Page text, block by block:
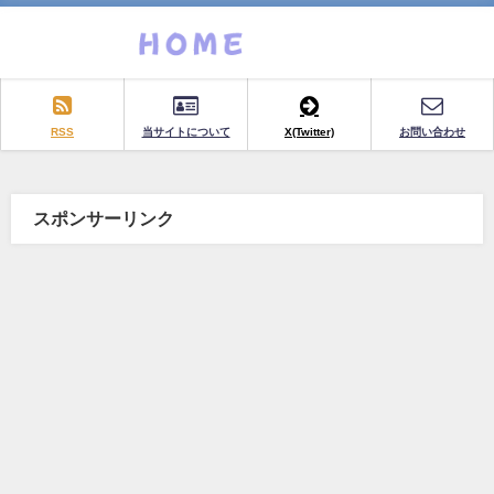
RSS 当サイトについて X(Twitter) お問い合わせ
スポンサーリンク